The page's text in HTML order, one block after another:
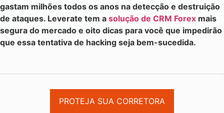
gastam milhões todos os anos na detecção e destruição
de ataques. Leverate tem a solução de CRM Forex mais
segura do mercado e oito dicas para você que impedirão
que essa tentativa de hacking seja bem-sucedida.
PROTEJA SUA CORRETORA